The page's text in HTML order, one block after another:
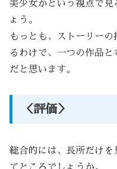
美少女かという視点で見
ょう。
もっとも、ストーリー
るわけで、一つの作品
だと思います。
＜評価＞
総合的には、長所だけを